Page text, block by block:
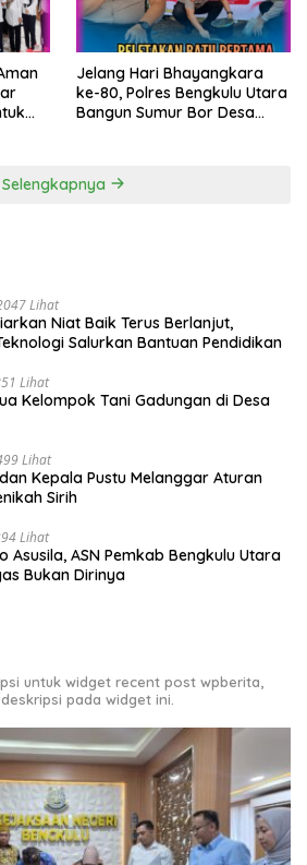
Jelang Hari Bhayangkara
ke-80, Polres Bengkulu Utara
Bangun Sumur Bor Desa
Selengkapnya
Lihat
Niat Baik Terus Berlanjut,
Salurkan Bantuan Pendidikan
Lihat
Kelompok Tani Gadungan di Desa
Lihat
Kepala Pustu Melanggar Aturan
Sirih
Lihat
Asusila, ASN Pemkab Bengkulu Utara
Bukan Dirinya
untuk widget recent post wpberita,
pada widget ini.